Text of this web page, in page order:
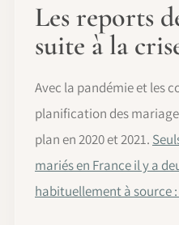
Les reports
suite à la
Avec la pandémie et les
planification des
plan en 2020 et 2021.
mariés en France il y a
habituellement à source :